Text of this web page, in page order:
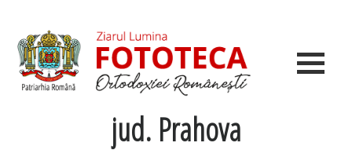
jud. Prahova